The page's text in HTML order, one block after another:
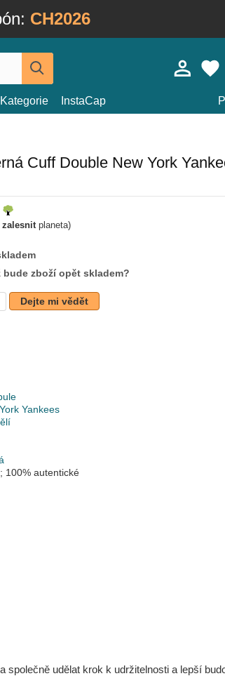
CH2026
Kategorie InstaCap
Cuff Double New York
zalesnitplaneta)
zboží opět skladem?
Dejte mi vědět
Yankees
100% autentické
udělat krok k udržitelnosti a lepší